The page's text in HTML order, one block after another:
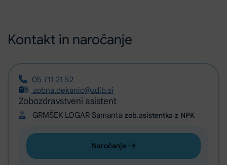
Kontakt in naročanje
05 711 21 52
zobna.dekanic@zdib.si
Zobozdravstveni asistent
GRMŠEK LOGAR Samanta zob.asistentka z NPK
Naročanje